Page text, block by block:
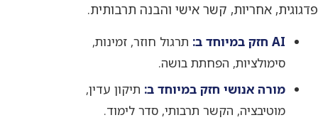
פדגוגית, אחריות, קשר אישי והבנה תרבותית.
AI חזק במיוחד ב:
תרגול חוזר, זמינות,
סימולציות, הפחתת בושה.
מורה אנושי חזק במיוחד ב: תיקון עדין,
מוטיבציה, הקשר תרבותי, סדר לימוד.